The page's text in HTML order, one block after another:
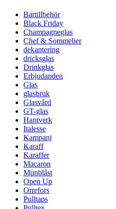
Bartillbehör
Black Friday
Champagneglas
Chef & Sommelier
dekantering
dricksglas
Drinkglas
Erbjudanden
Glas
glasbruk
Glasvård
GT-glas
Hantverk
Italesse
Kampanj
Karaff
Karaffer
Macaron
Munblåst
Open Up
Orrefors
Pulltaps